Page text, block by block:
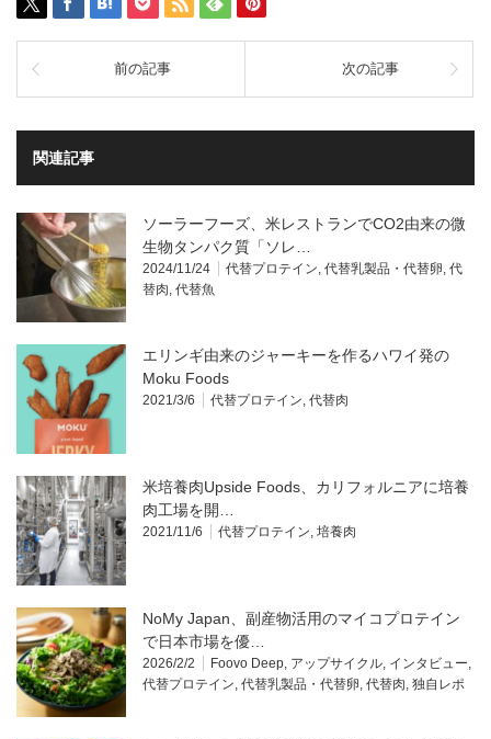
前の記事 次の記事
関連記事
ソーラーフーズ、米レストランでCO2由来の微
生物タンパク質「ソレ…
2024/11/24 代替プロテイン, 代替乳製品・代替卵, 代
替肉, 代替魚
エリンギ由来のジャーキーを作るハワイ発の
Moku Foods
2021/3/6 代替プロテイン, 代替肉
米培養肉Upside Foods、カリフォルニアに培養
肉工場を開…
2021/11/6 代替プロテイン, 培養肉
NoMy Japan、副産物活用のマイコプロテイン
で日本市場を優…
2026/2/2 Foovo Deep, アップサイクル, インタビュー,
代替プロテイン, 代替乳製品・代替卵, 代替肉, 独自レポ